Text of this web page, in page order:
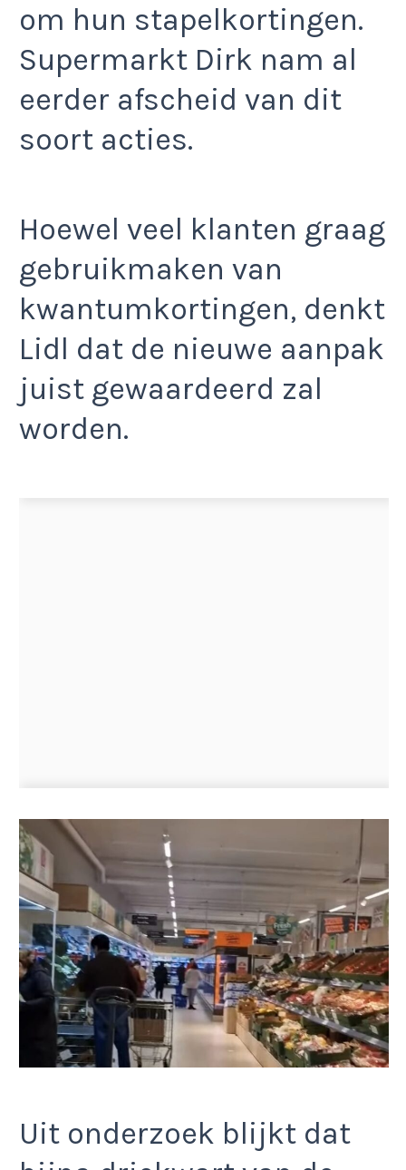
om hun stapelkortingen.
Supermarkt Dirk nam al
eerder afscheid van dit
soort acties.
Hoewel veel klanten graag
gebruikmaken van
kwantumkortingen, denkt
Lidl dat de nieuwe aanpak
juist gewaardeerd zal
worden.
Uit onderzoek blijkt dat